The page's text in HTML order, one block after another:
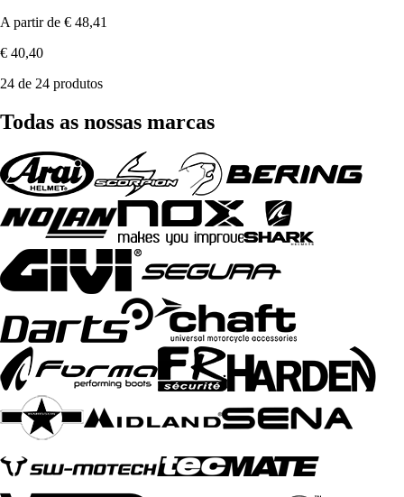
A partir de € 48,41
€ 40,40
24 de 24 produtos
Todas as nossas marcas